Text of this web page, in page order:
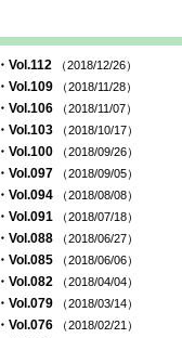
・Vol.112 （2018/12/26）
・Vol.109 （2018/11/28）
・Vol.106 （2018/11/07）
・Vol.103 （2018/10/17）
・Vol.100 （2018/09/26）
・Vol.097 （2018/09/05）
・Vol.094 （2018/08/08）
・Vol.091 （2018/07/18）
・Vol.088 （2018/06/27）
・Vol.085 （2018/06/06）
・Vol.082 （2018/04/04）
・Vol.079 （2018/03/14）
・Vol.076 （2018/02/21）